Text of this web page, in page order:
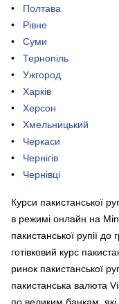
Полтава
Рівне
Суми
Тернопіль
Ужгород
Харків
Херсон
Хмельницький
Черкаси
Чернігів
Чернівці
Курси пакистанської
в режимі онлайн на
пакистанської рупії до
готівковий курс
ринок пакистанської
пакистанська валюта